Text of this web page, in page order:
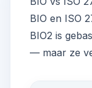
BIO en ISO
BIO2 is
— maar ze